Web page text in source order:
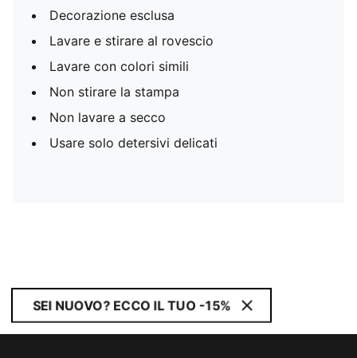
Decorazione esclusa
Lavare e stirare al rovescio
Lavare con colori simili
Non stirare la stampa
Non lavare a secco
Usare solo detersivi delicati
SEI NUOVO? ECCO IL TUO -15%